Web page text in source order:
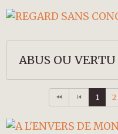
ABUS OU VERTU
1 2